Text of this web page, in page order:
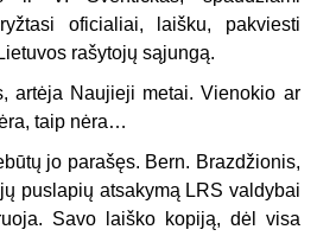
oficialiai, laišku, pakviesti
rašytojų sąjungą.
artėja Naujieji metai. Vienokio ar
taip nėra…
jo parašęs. Bern. Brazdžionis,
puslapių atsakymą LRS valdybai
Savo laiško kopiją, dėl visa